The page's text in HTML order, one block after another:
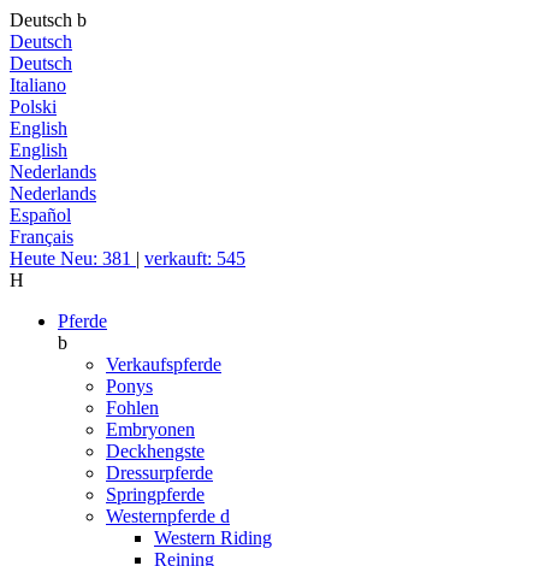
Deutsch b
Deutsch
Deutsch
Italiano
Polski
English
English
Nederlands
Nederlands
Español
Français
Heute Neu: 381 | verkauft: 545
H
Pferde
b
Verkaufspferde
Ponys
Fohlen
Embryonen
Deckhengste
Dressurpferde
Springpferde
Westernpferde d
Western Riding
Reining